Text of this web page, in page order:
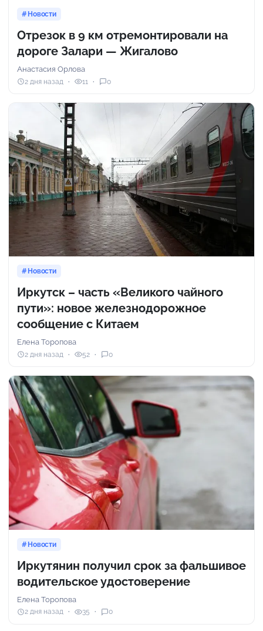
Новости
Отрезок в 9 км отремонтировали на
дороге Залари — Жигалово
Анастасия Орлова
2 дня назад 11 0
Новости
Иркутск – часть «Великого чайного
пути»: новое железнодорожное
сообщение с Китаем
Елена Торопова
2 дня назад 52 0
Новости
Иркутянин получил срок за фальшивое
водительское удостоверение
Елена Торопова
2 дня назад 35 0